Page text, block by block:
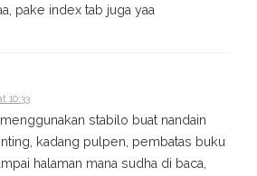
pake index tab juga yaa
10:33
stabilo buat nandain
kadang pulpen, pembatas buku
halaman mana sudha di baca,